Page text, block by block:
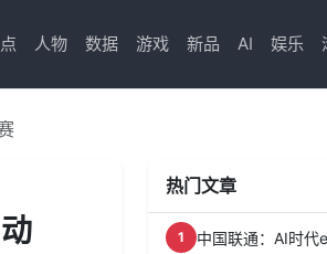
人物 数据 游戏 新品 AI 娱乐
热门文章
1 中国联通：AI时代